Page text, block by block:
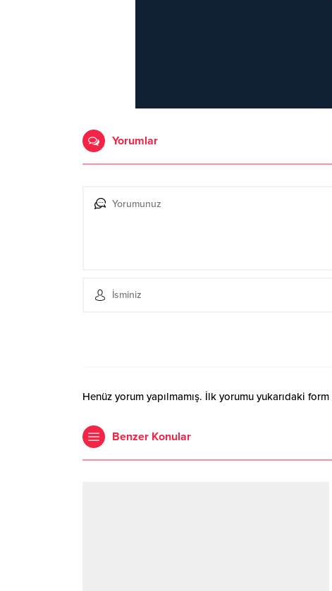
Yorumlar
Henüz yorum yapılmamış. İlk yorumu yukarıdaki
Benzer Konular